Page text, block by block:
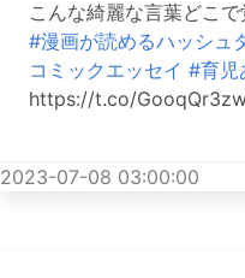
こんな綺麗な言葉どこで
#漫画が読めるハッシュ
コミックエッセイ #育児
https://t.co/
2023-07-08 03:00:00